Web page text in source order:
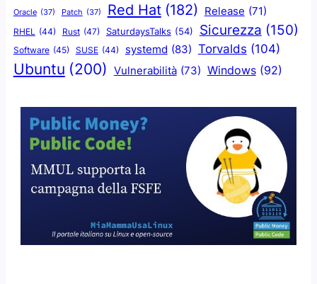
Oracle (37) Patch (37) Red Hat (182) Release (71)
RHEL (44) Rust (47) SaturdaysTalks (54) Sicurezza (150)
Software (45) SUSE (44) systemd (83) Torvalds (104)
Ubuntu (200) Vulnerabilità (73) Windows (92)